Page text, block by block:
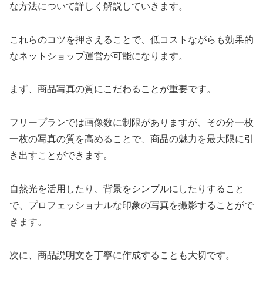
な方法について詳しく解説していきます。
これらのコツを押さえることで、低コストながらも効果的
なネットショップ運営が可能になります。
まず、商品写真の質にこだわることが重要です。
フリープランでは画像数に制限がありますが、その分一枚
一枚の写真の質を高めることで、商品の魅力を最大限に引
き出すことができます。
自然光を活用したり、背景をシンプルにしたりすること
で、プロフェッショナルな印象の写真を撮影することがで
きます。
次に、商品説明文を丁寧に作成することも大切です。